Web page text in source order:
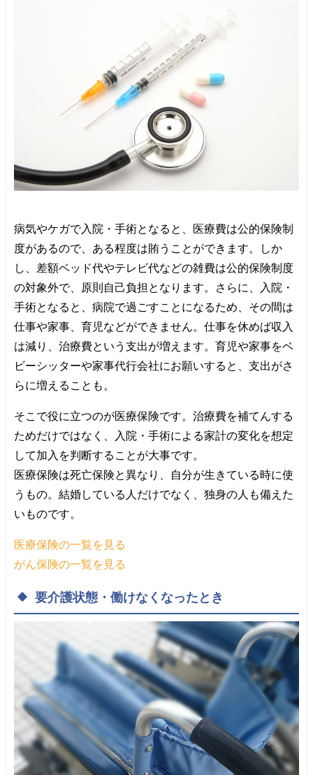
病気やケガで入院・手術となると、医療費は公的保険制
度があるので、ある程度は賄うことができます。しか
し、差額ベッド代やテレビ代などの雑費は公的保険制度
の対象外で、原則自己負担となります。さらに、入院・
手術となると、病院で過ごすことになるため、その間は
仕事や家事、育児などができません。仕事を休めば収入
は減り、治療費という支出が増えます。育児や家事をベ
ビーシッターや家事代行会社にお願いすると、支出がさ
らに増えることも。
そこで役に立つのが医療保険です。治療費を補てんする
ためだけではなく、入院・手術による家計の変化を想定
して加入を判断することが大事です。
医療保険は死亡保険と異なり、自分が生きている時に使
うもの。結婚している人だけでなく、独身の人も備えた
いものです。
医療保険の一覧を見る
がん保険の一覧を見る
要介護状態 ・働けなくなったとき